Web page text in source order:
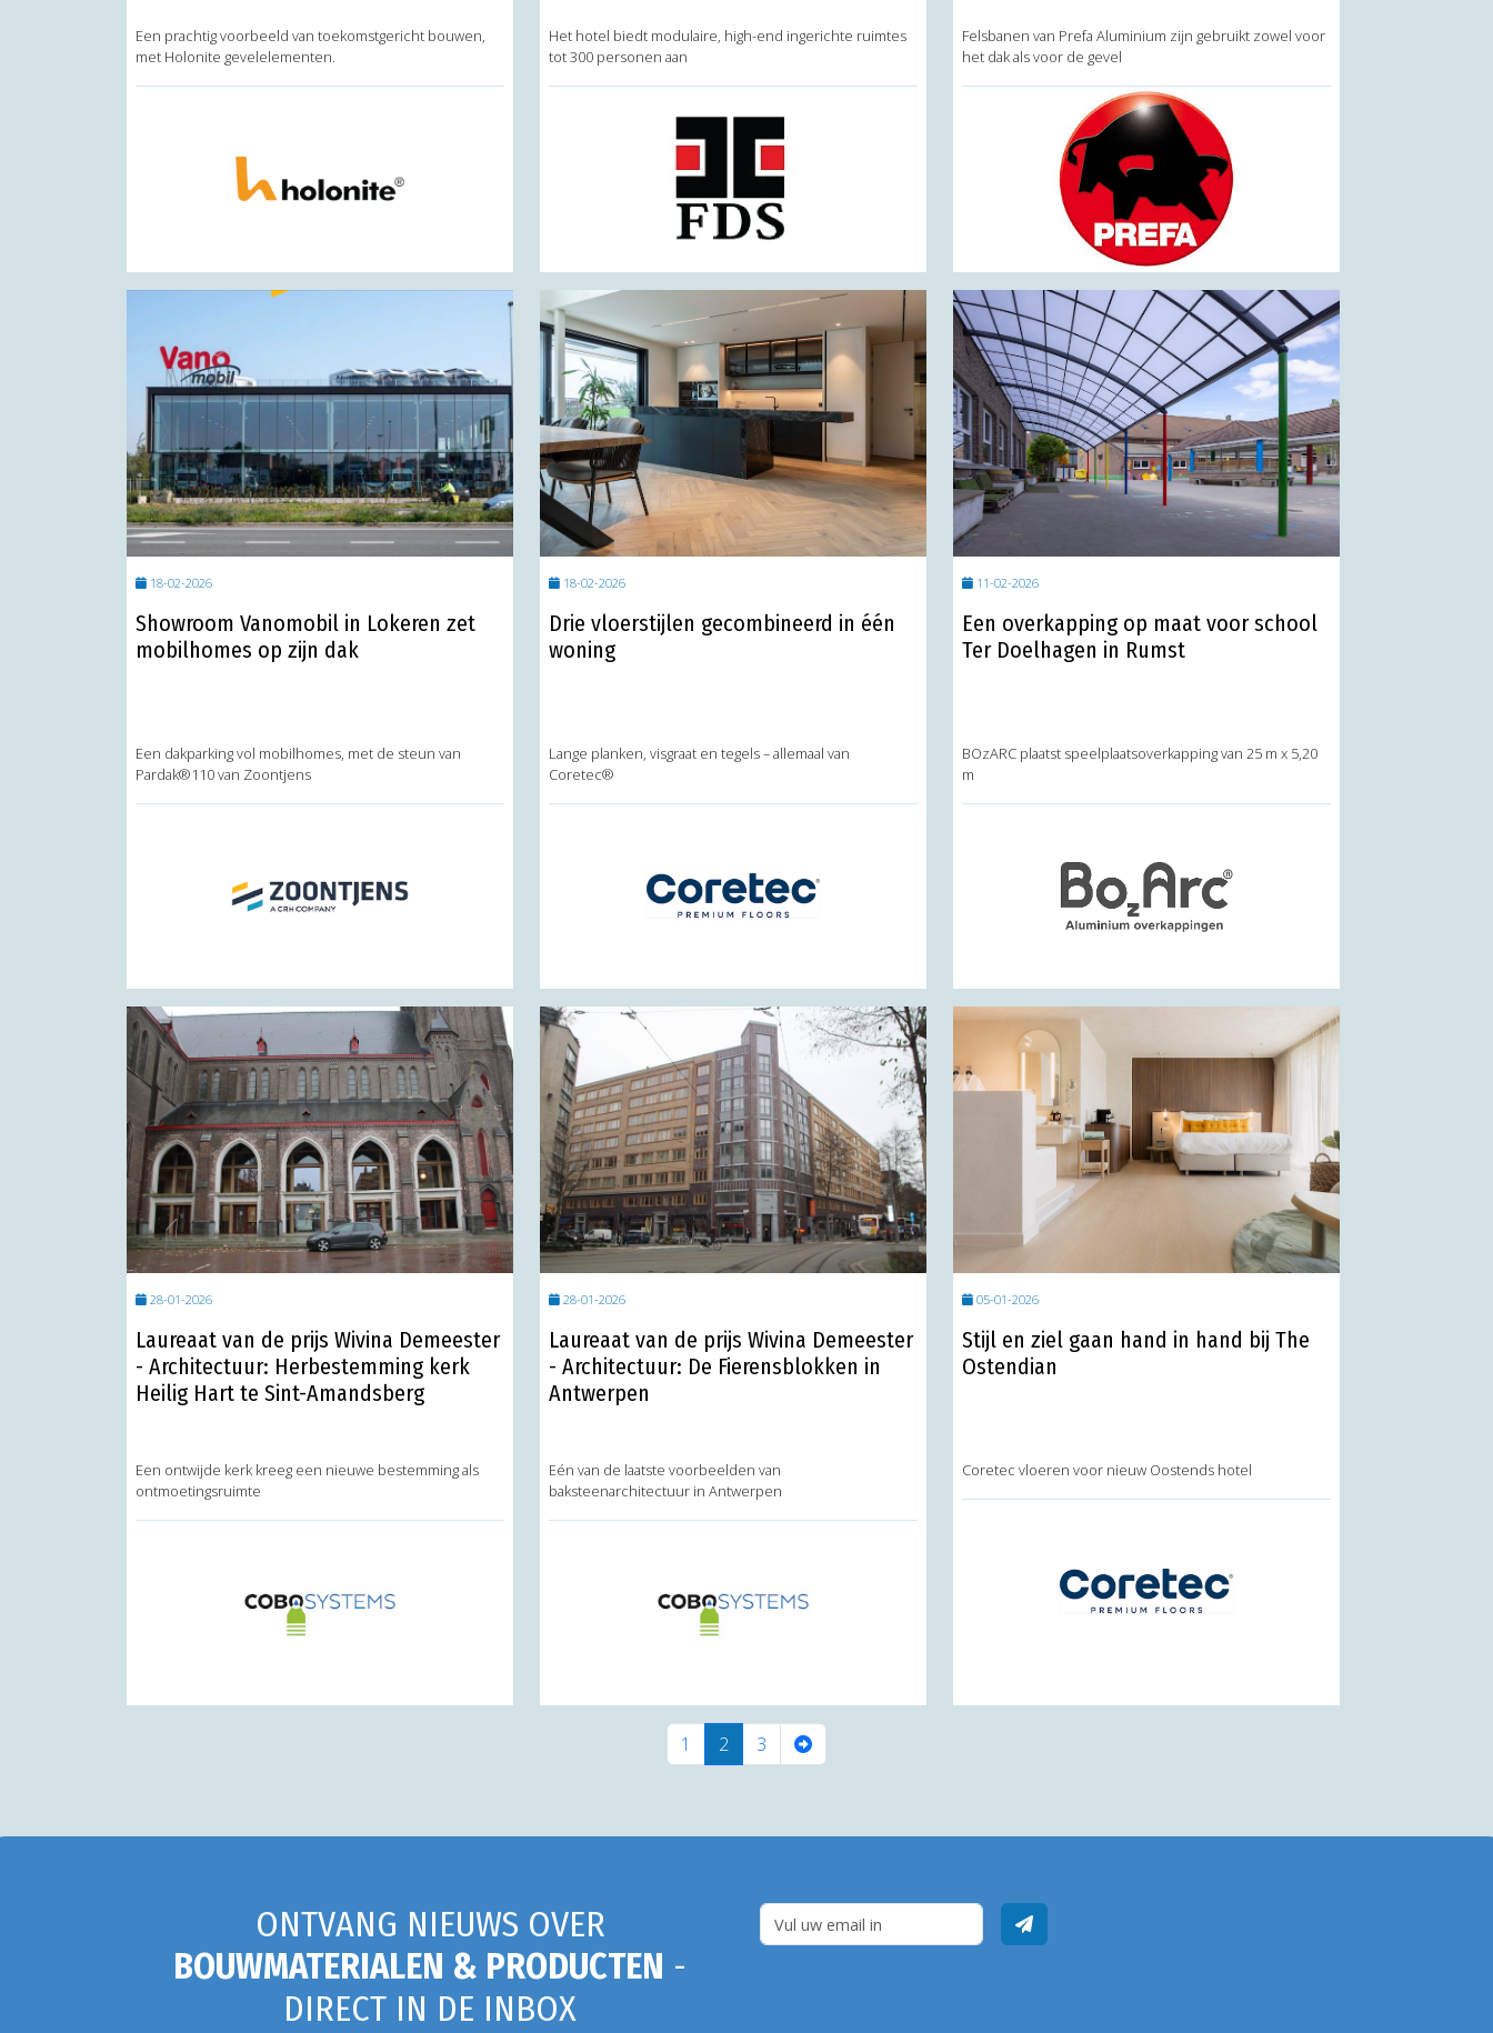
Een prachtig voorbeeld van toekomstgericht bouwen,
met Holonite gevelelementen.
Het hotel biedt modulaire, high-end ingerichte ruimtes
tot 300 personen aan
Felsbanen van Prefa Aluminium zijn gebruikt zowel voor
het dak als voor de gevel
18-02-2026
Showroom Vanomobil in Lokeren zet
mobilhomes op zijn dak
Een dakparking vol mobilhomes, met de steun van
Pardak®110 van Zoontjens
18-02-2026
Drie vloerstijlen gecombineerd in één
woning
Lange planken, visgraat en tegels – allemaal van
Coretec®
11-02-2026
Een overkapping op maat voor school
Ter Doelhagen in Rumst
BOzARC plaatst speelplaatsoverkapping van 25 m x 5,20
m
28-01-2026
Laureaat van de prijs Wivina Demeester
- Architectuur: Herbestemming kerk
Heilig Hart te Sint-Amandsberg
Een ontwijde kerk kreeg een nieuwe bestemming als
ontmoetingsruimte
28-01-2026
Laureaat van de prijs Wivina Demeester
- Architectuur: De Fierensblokken in
Antwerpen
Eén van de laatste voorbeelden van
baksteenarchitectuur in Antwerpen
05-01-2026
Stijl en ziel gaan hand in hand bij The
Ostendian
Coretec vloeren voor nieuw Oostends hotel
1 2 (current)
3
ONTVANG NIEUWS OVER
BOUWMATERIALEN & PRODUCTEN -
DIRECT IN DE INBOX